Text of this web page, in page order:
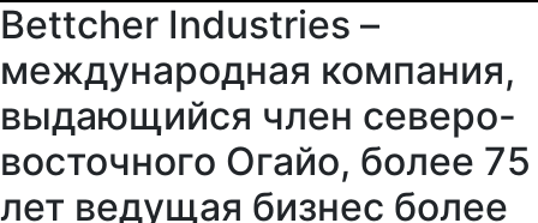
Bettcher Industries –
международная компания,
выдающийся член северо-
восточного Огайо, более 75
лет ведущая бизнес более